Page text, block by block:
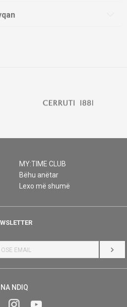
MY:TIME CLUB
Bëhu anëtar
Lexo më shumë
HYR
NA NDIQ